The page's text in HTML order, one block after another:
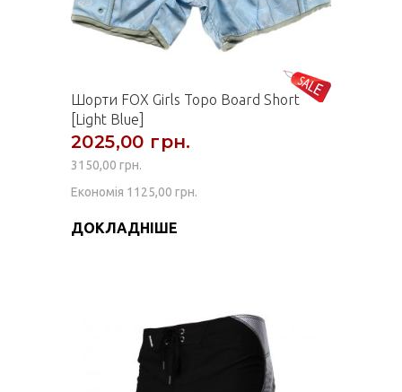
Шорти FOX Girls Topo Board Short
[Light Blue]
2025,00 грн.
3150,00 грн.
Економія 1125,00 грн.
ДОКЛАДНІШЕ